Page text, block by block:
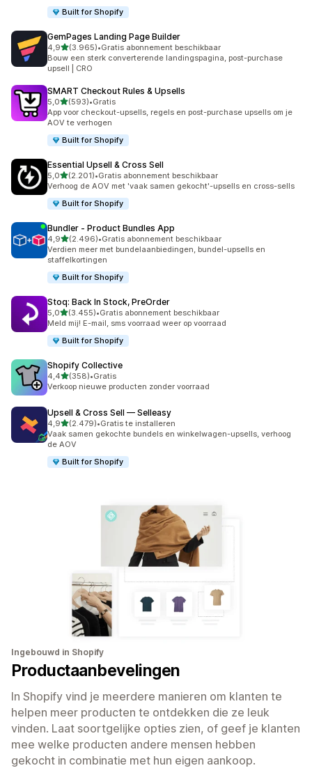
Built for Shopify
GemPages Landing Page Builder
4,9van 5 sterren
(3.965)
3965 recensies in totaal
•Gratis abonnement beschikbaar
Bouw een sterk converterende landingspagina, post-purchase
upsell | CRO
SMART Checkout Rules & Upsells
5,0van 5 sterren
(593)
593 recensies in totaal
•Gratis
App voor checkout-upsells, regels en post-purchase upsells om je
AOV te verhogen
Built for Shopify
Essential Upsell & Cross Sell
5,0van 5 sterren
(2.201)
2201 recensies in totaal
•Gratis abonnement beschikbaar
Verhoog de AOV met 'vaak samen gekocht'-upsells en cross-sells
Built for Shopify
Bundler ‑ Product Bundles App
4,9van 5 sterren
(2.496)
2496 recensies in totaal
•Gratis abonnement beschikbaar
Verdien meer met bundelaanbiedingen, bundel-upsells en
staffelkortingen
Built for Shopify
Stoq: Back In Stock, PreOrder
5,0van 5 sterren
(3.455)
3455 recensies in totaal
•Gratis abonnement beschikbaar
Meld mij! E-mail, sms voorraad weer op voorraad
Built for Shopify
Shopify Collective
4,4van 5 sterren
(358)
358 recensies in totaal
•Gratis
Verkoop nieuwe producten zonder voorraad
Upsell & Cross Sell — Selleasy
4,9van 5 sterren
(2.479)
2479 recensies in totaal
•Gratis te installeren
Vaak samen gekochte bundels en winkelwagen-upsells, verhoog
de AOV
Built for Shopify
Ingebouwd in Shopify
Productaanbevelingen
In Shopify vind je meerdere manieren om klanten te
helpen meer producten te ontdekken die ze leuk
vinden. Laat soortgelijke opties zien, of geef je klanten
mee welke producten andere mensen hebben
gekocht in combinatie met hun eigen aankoop.